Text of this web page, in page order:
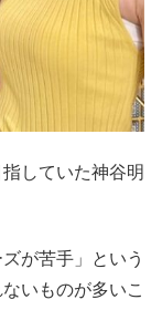
していた神谷明
が苦手」という
いものが多いこ